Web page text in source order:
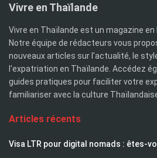
Vivre en Thaïlande
Vivre en Thaïlande est un magazine en
Notre équipe de rédacteurs vous
nouveaux articles sur l'actualité, le
l'expatriation en Thaïlande. Accédez
guides pratiques pour faciliter votre
familiariser avec la culture
Articles récents
Visa LTR pour digital nomads : êtes-